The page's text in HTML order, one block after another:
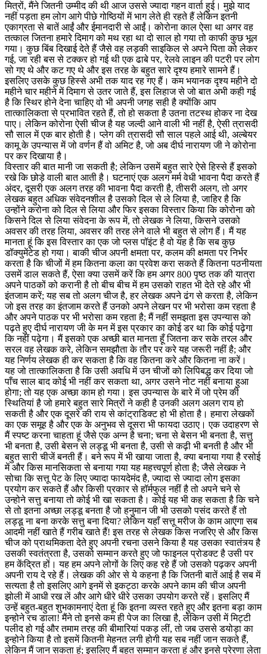
मित्रों, मैंने जितनी उम्मीद की थी आज उससे ज्यादा गहन वार्ता हुई। मुझे याद
नहीं पड़ता हम लोग आगे पीछे गोष्ठियों में भाग लेते ही रहते हैं लेकिन इतनी
एकाग्रता से बातें आईं और ईमानदारी से आईं। कोरोना काल ऐसा था अगर वह
तत्काल जितना हमारे दिमाग को मथ रहा था दो साल हो गया तो काफी कुछ भूल
गया। कुछ बिंब दिखाई देते हैं जैसे वह लड़की साइकिल से अपने पिता को लेकर
गई, जा रही बस से टक्कर हो गई थी एक ढाबे पर, रेलवे लाइन की पटरी पर लोग
सो गए थे और कट गए थे और इस तरह के बहुत सारे दृश्य हमारे सामने हैं।
इसलिए उसके कुछ हिस्से अभी तक याद रह गए हैं। कम भयानक दृश्य महीने दो
महीने चार महीने में दिमाग से उतर जाते हैं, इस लिहाज से जो बात अभी कही गई
है कि स्थिर होने देना चाहिए वो भी अपनी जगह सही है क्योंकि आप
तात्कालिकता से प्रभावित रहते हैं, तो हो सकता है उतना तटस्थ होकर ना देख
पाए। लेकिन कोरोना ऐसी चीज है यह जल्दी आने वाली भी नहीं है, ऐसी त्रासदी
सौ साल में एक बार होती है। प्लेग की त्रासदी सौ साल पहले आई थी, अल्बेयर
कामू के उपन्यास में जो वर्णन हैं वो अमिट है, जो अब दीर्घ नारायण जी ने कोरोना
पर कर दिखाया है।
विस्तार की बात मानी जा सकती है; लेकिन उसमें बहुत सारे ऐसे हिस्से हैं इसको
रखे कि छोड़े वाली बात आती है। घटनाएं एक अलग मर्म वेधी भावना पैदा करते हैं
अंदर, दूसरी एक अलग तरह की भावना पैदा करती है, तीसरी अलग, तो अगर
लेखक बहुत अधिक संवेदनशील है उसको दिल से ले लिया है, जाहिर है कि
उन्होंने करोना को दिल से लिया और फिर इसका विस्तार किया कि कोरोना को
किसने दिल से लिया संवेदना के रूप में, तो लेखक ने लिया, किसने उसको
अवसर की तरह लिया, अवसर की तरह लेने वाले भी बहुत से लोग हैं। मैं यह
मानता हूं कि इस विस्तार का एक जो प्लस पॉइंट है वो यह है कि सब कुछ
डॉक्युमेंटेड हो गया। बाकी चीज अपनी क्षमता पर, कलम की क्षमता पर निर्भर
करता है कि चीजों में हम कितना कला का प्रवेश करा सकते हैं कितना पठनीयता
उसमें डाल सकते हैं, ऐसा क्या उसमें करें कि हम अगर 800 पृष्ठ तक की यात्रा
अपने पाठकों को करानी है तो बीच बीच में हम उसको राहत भी देते रहे और भी
इंतजाम करें; यह सब तो अलग चीज है, हर लेखक अपने ढंग से करता है, लेकिन
जो इस तरह का इंतजाम करते हैं उनको अपने लेखन पर भी भरोसा कम रहता है
और अपने पाठक पर भी भरोसा कम रहता है; मैं नहीं समझता इस उपन्यास को
पढ़ते हुए दीर्घ नारायण जी के मन में इस प्रकार का कोई डर था कि कोई पढ़ेगा
कि नहीं पढ़ेगा। मैं इसको एक अच्छी बात मानता हूँ जितना कर सके तरल और
सरल वह लेखक करे, लेकिन समझौता के तौर पर करे यह जरूरी नहीं है; और
यह निर्णय लेखक ही कर सकता है कि वह कितना करे और कितना ना करें।
यह जो तात्कालिकता है कि उसी अवधि में उन चीजों को लिपिबद्ध कर दिया जो
पाँच साल बाद कोई भी नहीं कर सकता था, अगर उसने नोट नहीं बनाया हुआ
होगा; तो यह एक अच्छा काम हो गया। इस उपन्यास के बारे में जो प्रेम की
स्थितियां है जो हमारे बहुत सारे मित्रों ने कही है उनकी अलग अलग राय हो
सकती है और एक दूसरे की राय से कांट्राडिक्ट हो भी होता है। हमारा लेखकों
का एक समूह है और एक के अनुभव से दूसरा भी फायदा उठाए। एक उदाहरण से
मैं स्पष्ट करना चाहता हूं जैसे एक अन्न है चना; चना से बेसन भी बनता है, सत्तु
भी बनता है, उसी बेसन से लड्डू भी बनता है, उसी से कढ़ी भी बनती है और भी
बहुत सारी चीजें बनती हैं। बने रूप में भी खाया जाता है, क्या बनाया गया है रसोई
में और किस मानसिकता से बनाया गया यह महत्त्वपूर्ण होता है; जैसे लेखक ने
सोचा कि सत्तू पेट के लिए ज्यादा फायदेमंद है, ज्यादा से ज्यादा लोग इसका
प्रयोग कर सकते हैं और किसी प्रकार से हॉर्मफुल नहीं है तो अपने चने से
उन्होने सत्तु बनाया तो कोई भी खा सकता है। कोई यह भी कह सकता है कि चने
से तो इतना अच्छा लड्डू बनता है जो हनुमान जी भी उसको पसंद करते हैं तो
लड्डू ना बना करके सत्तु बना दिया? लेकिन यहाँ सत्तू मरीज के काम आएगा सब
आदमी नहीं खाते हैं गरीब खाते हैं! इस तरह से लेखक किस नजरिए से और किस
चीज को प्राथमिकता देते हुए अपनी रचना उसने किया है यह उसका स्वातंत्र्य है
उसकी स्वतंत्रता है, उसको सम्मान करते हुए जो फाइनल प्रोडक्ट है उसी पर
हम केंद्रित हों। यह हम अपने लोगों के लिए कह रहे हैं जो उसको पढ़कर अपनी
अपनी राय दे रहे हैं। लेखक की ओर से ये कहना है कि जितनी बातें आई है सब में
सत्यता है तो इसलिए आगे इनमें से इकट्ठा करके अपने काम की चीज अपनी
झोली में आधी रख लें और आगे धीरे धीरे उसका उपयोग करते रहें। इसलिए मैं
उन्हें बहुत-बहुत शुभकामनाएं देता हूं कि इतना व्यस्त रहते हुए और इतना बड़ा काम
इन्होने रच डाला! मैंने तो इनसे कम ही पेज का लिखा है, लेकिन उसी में मिट्टी
पलीद हो गई और तमाम तरह की बीमारियां पकड़ लीं, तो जब उससे डयोड़ा का
इन्होने किया है तो इसमें कितनी मेहनत लगी होगी यह सब नहीं जान सकते हैं,
लेकिन मैं जान सकता हूं; इसलिए मैं बहुत सम्मान करता हूं और इनसे प्रेरणा लेता